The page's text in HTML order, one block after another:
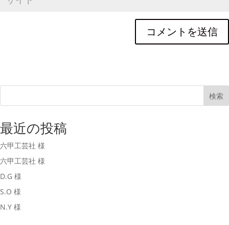
検索
最近の投稿
六甲工芸社 様
六甲工芸社 様
D.G 様
S.O 様
N.Y 様